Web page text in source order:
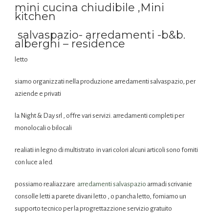
mini cucina chiudibile ,Mini
kitchen
salvaspazio- arredamenti -b&b.
alberghi – residence
letto
siamo organizzati nella produzione arredamenti salvaspazio, per
aziende e privati
la Night & Day srl , offre vari servizi. arredamenti completi per
monolocali o bilocali
realiati in legno di multistrato in vari colori alcuni articoli sono forniti
con luce a led
possiamo realiazzare arredamenti salvaspazio armadi scrivanie
consolle letti a parete divani letto , o pancha letto, forniamo un
supporto tecnico per la progrettazzione servizio gratuito